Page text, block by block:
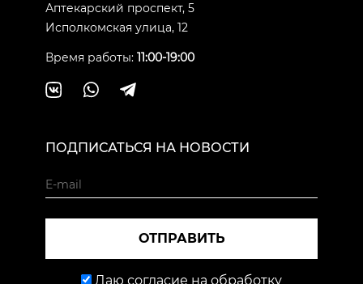
Аптекарский проспект, 5
Исполкомская улица, 12
Время работы: 11:00-19:00
ПОДПИСАТЬСЯ НА НОВОСТИ
ОТПРАВИТЬ
Даю согласие на обработку